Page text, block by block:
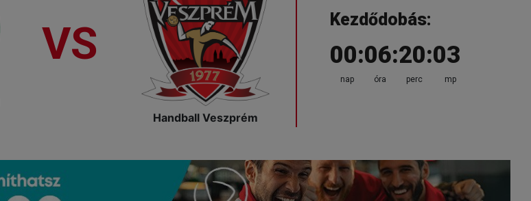
VS
Handball Veszprém
Kezdődobás:
00:06:20:01
nap óra perc mp